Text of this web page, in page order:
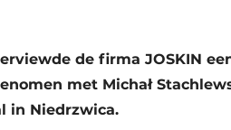
de firma JOSKIN
met Michał
in Niedrzwica.